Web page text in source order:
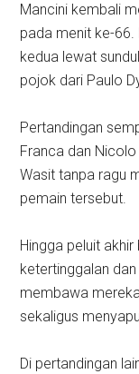
Mancini kembali
pada menit ke-
kedua lewat
pojok dari Paulo
Pertandingan
Franca dan
Wasit tanpa ragu
pemain tersebut.
Hingga peluit
ketertinggalan
membawa
sekaligus
Di pertandingan